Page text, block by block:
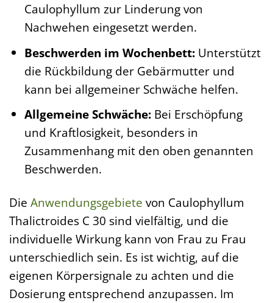
Caulophyllum zur Linderung von
Nachwehen eingesetzt werden.
Beschwerden im Wochenbett:Unterstützt
die Rückbildung der Gebärmutter und
kann bei allgemeiner Schwäche helfen.
Allgemeine Schwäche:Bei Erschöpfung
und Kraftlosigkeit, besonders in
Zusammenhang mit den oben genannten
Beschwerden.
Die Anwendungsgebiete von Caulophyllum
Thalictroides C 30 sind vielfältig, und die
individuelle Wirkung kann von Frau zu Frau
unterschiedlich sein. Es ist wichtig, auf die
eigenen Körpersignale zu achten und die
Dosierung entsprechend anzupassen. Im